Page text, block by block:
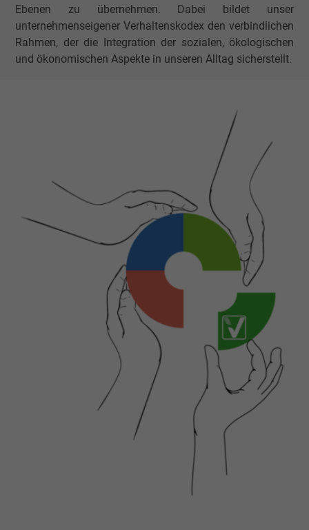
Ebenen zu übernehmen. Dabei bildet unser
unternehmenseigener Verhaltenskodex den verbindlichen
Rahmen, der die Integration der sozialen, ökologischen
und ökonomischen Aspekte in unseren Alltag sicherstellt.